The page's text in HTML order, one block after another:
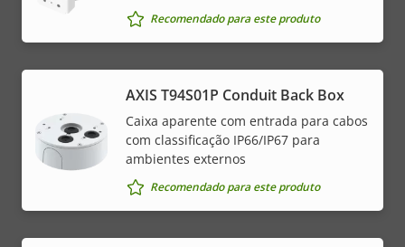
Recomendado para este produto
AXIS T94S01P Conduit Back Box
Caixa aparente com entrada para cabos
com classificação IP66/IP67 para
ambientes externos
Recomendado para este produto